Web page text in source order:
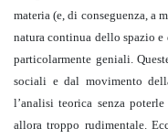
materia (e, di conseguenza, a
natura continua dello spazio e
particolarmente geniali.
sociali e dal movimento
l’analisi teorica senza
allora troppo rudimentale.